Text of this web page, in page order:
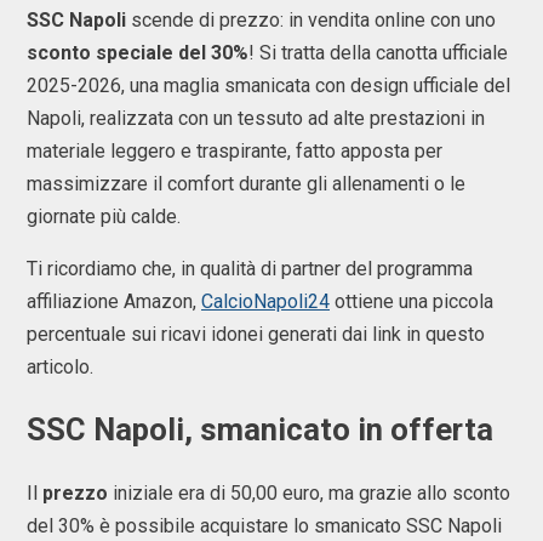
SSC Napoli scende di prezzo: in vendita online con uno
sconto speciale del 30%! Si tratta della canotta ufficiale
2025-2026, una maglia smanicata con design ufficiale del
Napoli, realizzata con un tessuto ad alte prestazioni in
materiale leggero e traspirante, fatto apposta per
massimizzare il comfort durante gli allenamenti o le
giornate più calde.
Ti ricordiamo che, in qualità di partner del programma
affiliazione Amazon, CalcioNapoli24 ottiene una piccola
percentuale sui ricavi idonei generati dai link in questo
articolo.
SSC Napoli, smanicato in offerta
prezzo iniziale era di 50,00 euro, ma grazie allo sconto
del 30% è possibile acquistare lo smanicato SSC Napoli